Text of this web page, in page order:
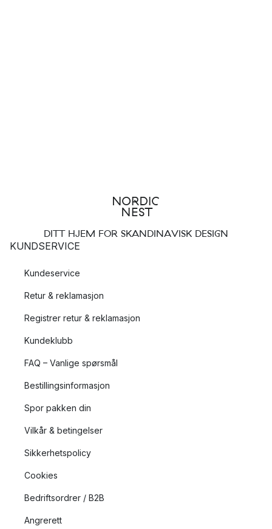
DITT HJEM FOR SKANDINAVISK DESIGN
KUNDSERVICE
Kundeservice
Retur & reklamasjon
Registrer retur & reklamasjon
Kundeklubb
FAQ – Vanlige spørsmål
Bestillingsinformasjon
Spor pakken din
Vilkår & betingelser
Sikkerhetspolicy
Cookies
Bedriftsordrer / B2B
Angrerett